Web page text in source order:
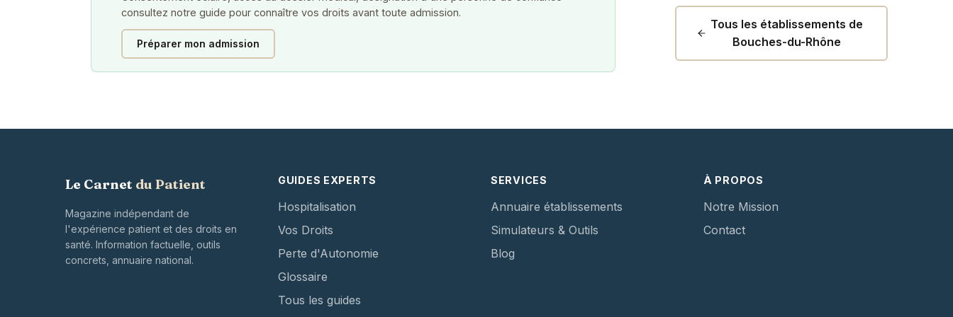
consultez notre guide pour connaître vos droits avant toute admission.
Préparer mon admission
Tous les établissements de
Bouches-du-Rhône
Le Carnet du Patient
Magazine indépendant de
l'expérience patient et des droits en
santé. Information factuelle, outils
concrets, annuaire national.
GUIDES EXPERTS
Hospitalisation
Vos Droits
Perte d'Autonomie
Glossaire
Tous les guides
SERVICES
Annuaire établissements
Simulateurs & Outils
Blog
À PROPOS
Notre Mission
Contact